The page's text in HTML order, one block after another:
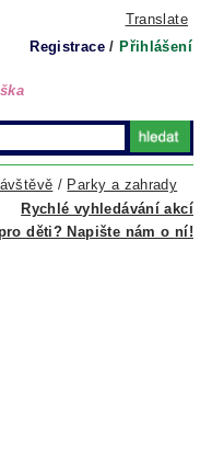
Translate
Registrace / Přihlášení
Rychlé vyhledávání akcí
/ Parky a zahrady
děti? Napište nám o ní!